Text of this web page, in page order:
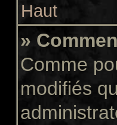
Haut
»
Comme
modifiés